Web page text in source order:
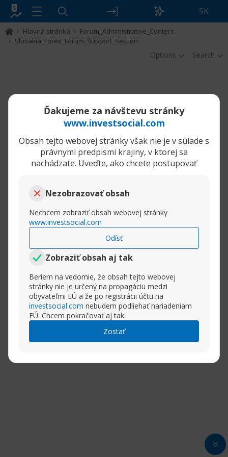
SK
Hlavná stránka
Forum_Administrative_Content
Slovakia_Forex_Forum_Support_Section
Options Search
Ďakujeme za návštevu stránky
www.investsocial.com
Obsah tejto webovej stránky však nie je v súlade s
právnymi predpismi krajiny, v ktorej sa
nachádzate. Uveďte, ako chcete postupovať
Nezobrazovať obsah
Nechcem zobraziť obsah webovej stránky
www.investsocial.com
Odísť
Zobraziť obsah aj tak
Beriem na vedomie, že obsah tejto webovej
stránky nie je určený na propagáciu medzi
obyvateľmi EÚ a že po registrácii účtu na
investsocial.com nebudem podliehať nariadeniam
EÚ. Chcem pokračovať aj tak.
Zostať